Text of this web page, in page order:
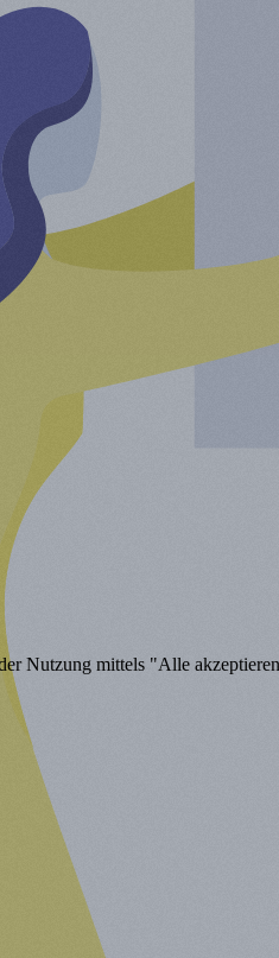
Nutzung mittels "Alle